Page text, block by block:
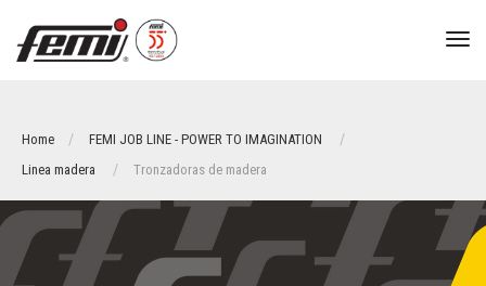
Home
FEMI JOB LINE - POWER TO IMAGINATION
Linea madera
Tronzadoras de madera